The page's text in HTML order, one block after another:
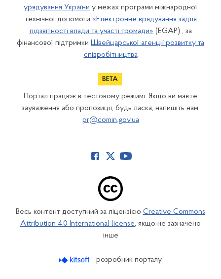
урядування України у межах програми міжнародної
технічної допомоги «Електронне врядування задля
підзвітності влади та участі громади» (EGAP) , за
фінансової підтримки Швейцарської агенції розвитку та
співробітництва
Портал працює в тестовому режимі. Якщо ви маєте
зауваження або пропозиції, будь ласка, напишіть нам:
pr@comin.gov.ua
Весь контент доступний за ліцензією Creative Commons
Attribution 4.0 International license, якщо не зазначено
інше
розробник порталу